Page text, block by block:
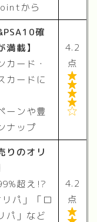
から
確
載】
カード・
カードに
ーンや豊
ナップ
4.2
点





りのオリ
超え!?
リパ」「ロ
パ」など
4.2
点
